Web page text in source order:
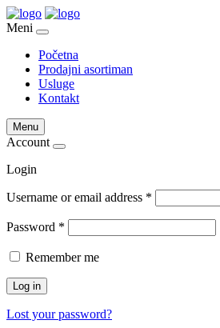
Meni
Početna
Prodajni asortiman
Usluge
Kontakt
Menu
Account
Login
Username or email address *
Password *
Remember me
Log in
Lost your password?